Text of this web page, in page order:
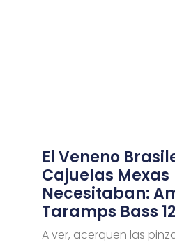
El Veneno
Cajuelas Mexas
Necesitaban:
Taramps Bass
A ver, acerquen las